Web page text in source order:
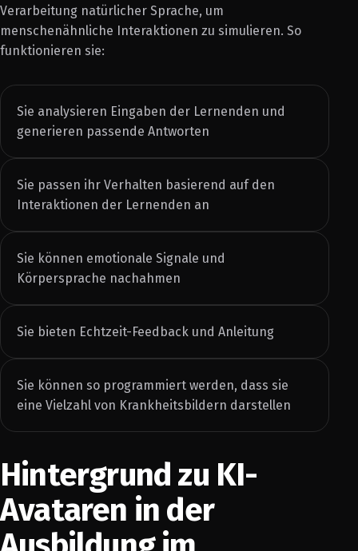
Verarbeitung natürlicher Sprache, um
menschenähnliche Interaktionen zu simulieren. So
funktionieren sie:
Sie analysieren Eingaben der Lernenden und
generieren passende Antworten
Sie passen ihr Verhalten basierend auf den
Interaktionen der Lernenden an
Sie können emotionale Signale und
Körpersprache nachahmen
Sie bieten Echtzeit-Feedback und Anleitung
Sie können so programmiert werden, dass sie
eine Vielzahl von Krankheitsbildern darstellen
Hintergrund zu KI-
Avataren in der